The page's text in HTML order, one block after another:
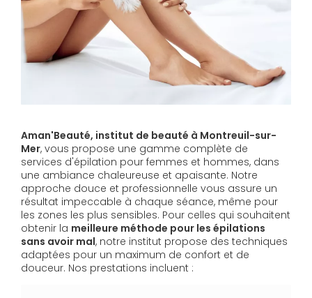
Aman'Beauté, institut de beauté à Montreuil-sur-
Mer, vous propose une gamme complète de
services d'épilation pour femmes et hommes, dans
une ambiance chaleureuse et apaisante. Notre
approche douce et professionnelle vous assure un
résultat impeccable à chaque séance, même pour
les zones les plus sensibles. Pour celles qui souhaitent
obtenir la meilleure méthode pour les épilations
sans avoir mal, notre institut propose des techniques
adaptées pour un maximum de confort et de
douceur. Nos prestations incluent :